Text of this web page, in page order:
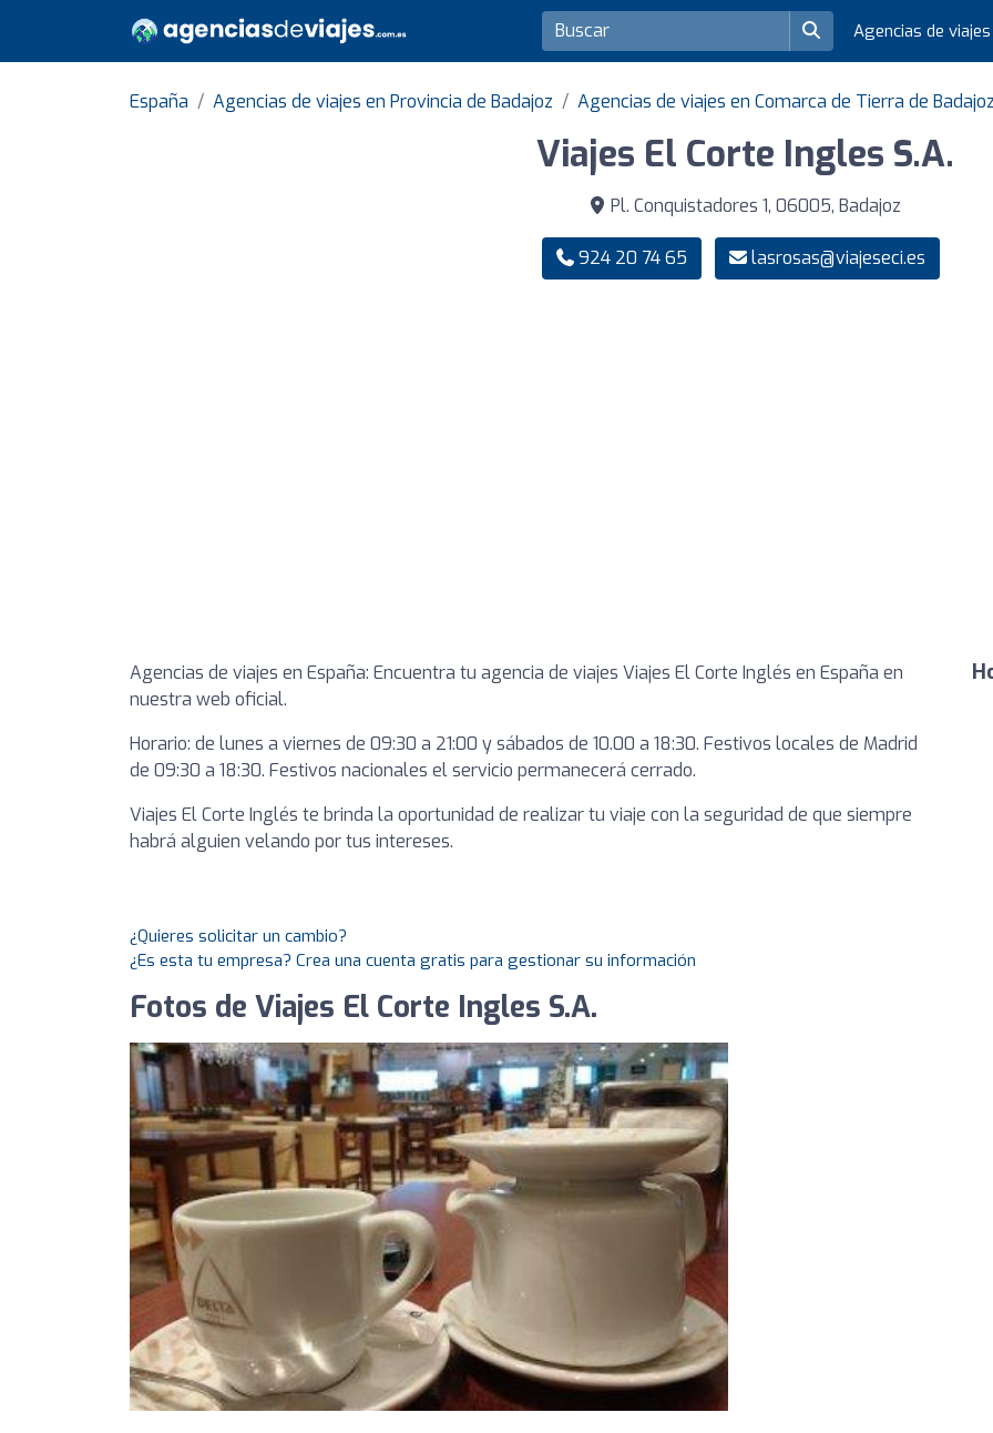
Agencias de viajes
España Agencias de viajes en Provincia de Badajoz Agencias de viajes en Comarca de Tierra de Badajoz
Viajes El Corte Ingles S.A.
Pl. Conquistadores 1, 06005, Badajoz
924 20 74 65 lasrosas@viajeseci.es
Agencias de viajes en España: Encuentra tu agencia de viajes Viajes El Corte Inglés en España en
nuestra web oficial.
Horario: de lunes a viernes de 09:30 a 21:00 y sábados de 10.00 a 18:30. Festivos locales de Madrid
de 09:30 a 18:30. Festivos nacionales el servicio permanecerá cerrado.
Viajes El Corte Inglés te brinda la oportunidad de realizar tu viaje con la seguridad de que siempre
habrá alguien velando por tus intereses.
¿Quieres solicitar un cambio?
¿Es esta tu empresa? Crea una cuenta gratis para gestionar su información
Fotos de Viajes El Corte Ingles S.A.